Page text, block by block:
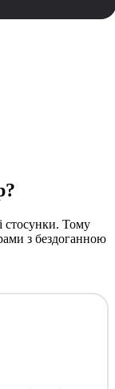
стосунки. Тому
з бездоганною